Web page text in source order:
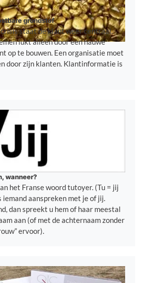
grondstof
staat de klant weer centraal.
lukt alleen door een nauwe
op te bouwen. Een organisatie moet
door zijn klanten. Klantinformatie is
wanneer?
het Franse woord tutoyer. (Tu = jij
iemand aanspreken met je of jij.
dan spreekt u hem of haar meestal
aan (of met de achternaam zonder
ervoor).